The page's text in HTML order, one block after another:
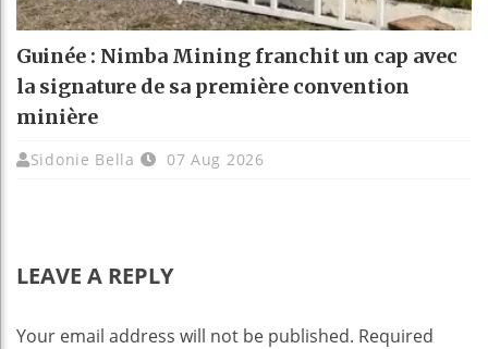
Guinée : Nimba Mining franchit un cap avec
la signature de sa première convention
minière
Sidonie Bella 07 Aug 2026
LEAVE A REPLY
Your email address will not be published. Required